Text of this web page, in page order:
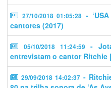
27/10/2018 01:05:28 -
cantores (2017)
05/10/2018 11:24:59
-
entrevistam o cantor Ritchie
29/09/2018 14:02:37 -